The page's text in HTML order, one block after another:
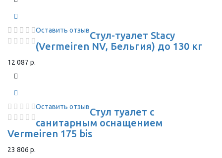
Оставить отзывСтул-туалет Stacy
(Vermeiren NV, Бельгия) до 130 кг
12 087 р.
Оставить отзывСтул туалет с
санитарным оснащением
Vermeiren 175 bis
23 806 р.